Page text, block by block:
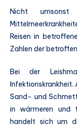
Nicht
Reisen in
Zahlen der
Bei der
Infektionskrankheit.
Sand- und
in wärmeren und
handelt sich um